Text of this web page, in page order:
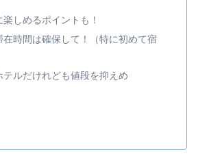
しめるポイントも！
在時間は確保して！（特に初めて宿
テルだけれども値段を抑えめ